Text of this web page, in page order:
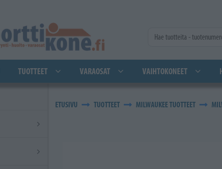
TUOTTEET VARAOSAT VAIHTOKONEET
ETUSIVU TUOTTEET MILWAUKEE TUOTTEET